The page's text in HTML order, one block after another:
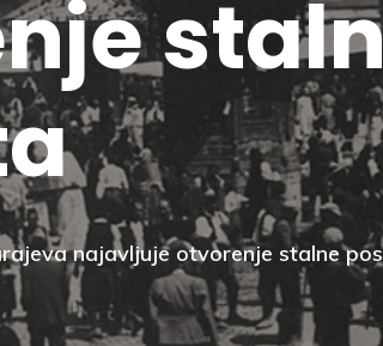
najavljuje otvorenje stalne